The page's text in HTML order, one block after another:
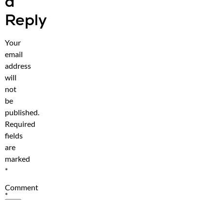
Reply
Your
email
address
will
not
be
published.
Required
fields
are
marked
*
Comment
*